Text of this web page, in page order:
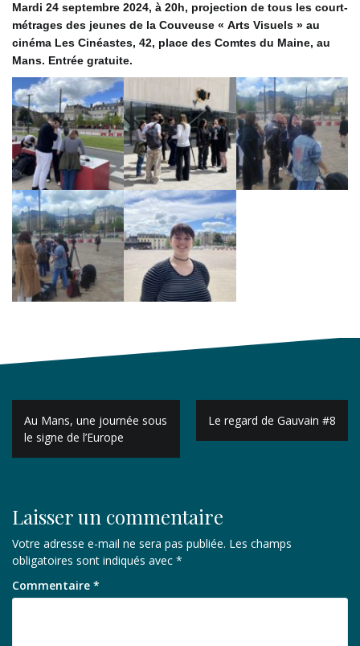
Mardi 24 septembre 2024, à 20h, projection de tous les court-
métrages des jeunes de la Couveuse « Arts Visuels » au
cinéma Les Cinéastes, 42, place des Comtes du Maine, au
Mans. Entrée gratuite.
Navigation
de
l’article
Au Mans, une journée sous
le signe de l’Europe
Le regard de Gauvain #8
Laisser un commentaire
Votre adresse e-mail ne sera pas publiée. Les champs
obligatoires sont indiqués avec *
Commentaire *